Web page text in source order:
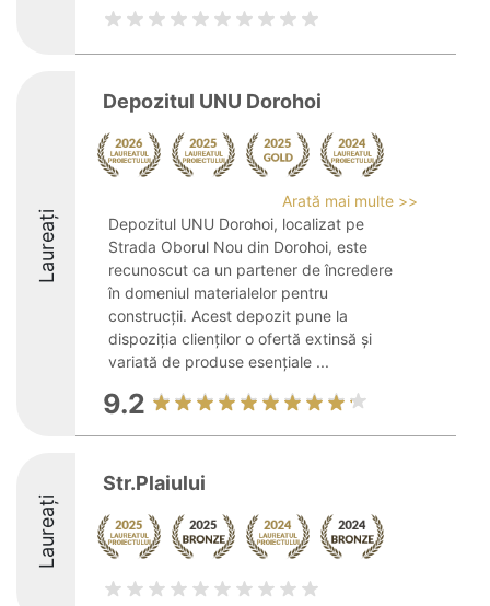
Laureați
Depozitul UNU Dorohoi
Arată mai multe >>
Depozitul UNU Dorohoi, localizat pe
Strada Oborul Nou din Dorohoi, este
recunoscut ca un partener de încredere
în domeniul materialelor pentru
construcții. Acest depozit pune la
dispoziția clienților o ofertă extinsă și
variată de produse esențiale ...
9.2
Laureați
Str.Plaiului